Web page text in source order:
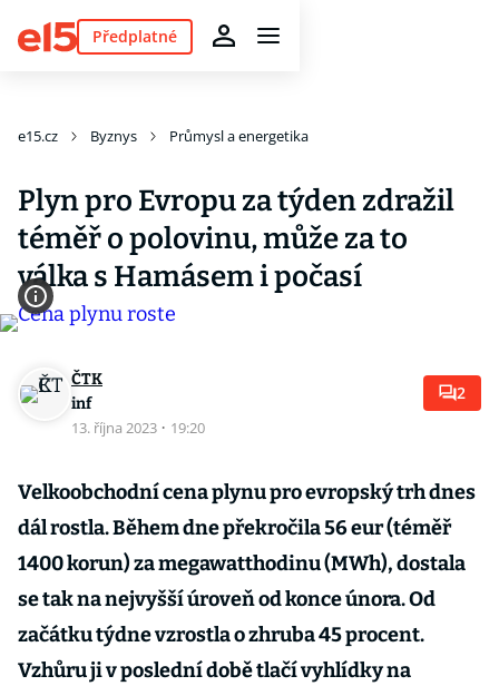
Předplatné
e15.cz Byznys Průmysl a energetika
Plyn pro Evropu za týden zdražil
téměř o polovinu, může za to
válka s Hamásem i počasí
ČTK
inf
13. října 2023 · 19:20
2
Velkoobchodní cena plynu pro evropský trh dnes
dál rostla. Během dne překročila 56 eur (téměř
1400 korun) za megawatthodinu (MWh), dostala
se tak na nejvyšší úroveň od konce února. Od
začátku týdne vzrostla o zhruba 45 procent.
Vzhůru ji v poslední době tlačí vyhlídky na